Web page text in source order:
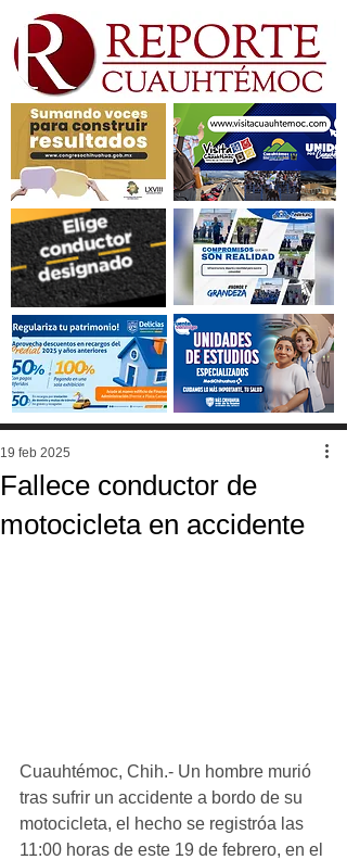
Fallece conductor de
motocicleta en accidente
19 feb 2025
Cuauhtémoc, Chih.- Un hombre murió
tras sufrir un accidente a bordo de su
motocicleta, el hecho se registróa las
11:00 horas de este 19 de febrero, en el